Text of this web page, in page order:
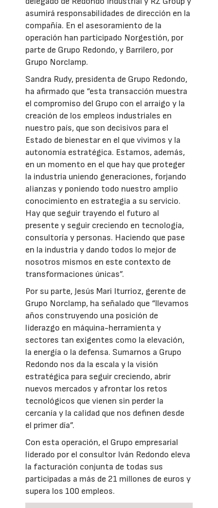
asumirá responsabilidades de dirección en la
compañía. En el asesoramiento de la
operación han participado Norgestión, por
parte de Grupo Redondo, y Barrilero, por
Grupo Norclamp.
Sandra Rudy, presidenta de Grupo Redondo,
ha afirmado que “esta transacción muestra
el compromiso del Grupo con el arraigo y la
creación de los empleos industriales en
nuestro país, que son decisivos para el
Estado de bienestar en el que vivimos y la
autonomía estratégica. Estamos, además,
en un momento en el que hay que proteger
la industria uniendo generaciones, forjando
alianzas y poniendo todo nuestro amplio
conocimiento en estrategia a su servicio.
Hay que seguir trayendo el futuro al
presente y seguir creciendo en tecnología,
consultoría y personas. Haciendo que pase
en la industria y dando todos lo mejor de
nosotros mismos en este contexto de
transformaciones únicas”.
Por su parte, Jesús Mari Iturrioz, gerente de
Grupo Norclamp, ha señalado que “llevamos
años construyendo una posición de
liderazgo en máquina-herramienta y
sectores tan exigentes como la elevación,
la energía o la defensa. Sumarnos a Grupo
Redondo nos da la escala y la visión
estratégica para seguir creciendo, abrir
nuevos mercados y afrontar los retos
tecnológicos que vienen sin perder la
cercanía y la calidad que nos definen desde
el primer día”.
Con esta operación, el Grupo empresarial
liderado por el consultor Iván Redondo eleva
la facturación conjunta de todas sus
participadas a más de 21 millones de euros y
supera los 100 empleos.